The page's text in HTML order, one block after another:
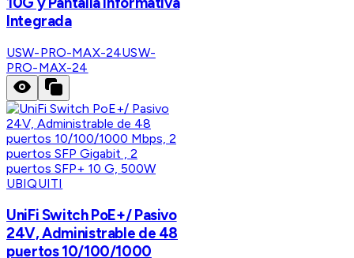
Integrada
USW-PRO-MAX-24USW-
PRO-MAX-24
UBIQUITI
UniFi Switch PoE+/ Pasivo
24V, Administrable de 48
puertos 10/100/1000